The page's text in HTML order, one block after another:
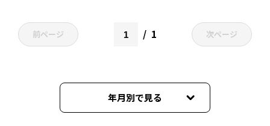
前ページ 1 次ページ
年月別で見る